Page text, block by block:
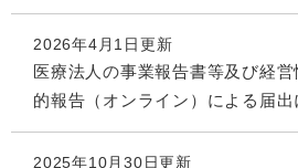
2026年4月1日更新
医療法人の事業報告書等及び経
的報告（オンライン）による届出
2025年10月30日更新